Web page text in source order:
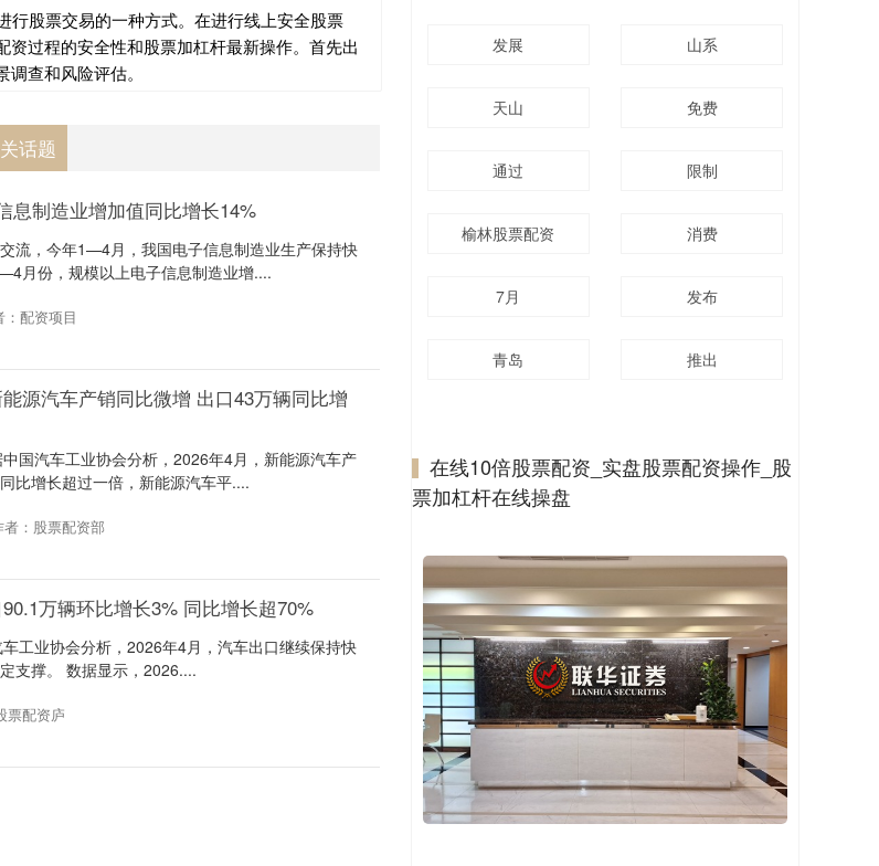
行股票交易的一种方式。在进行线上安全股票
过程的安全性和股票加杠杆最新操作。首先出
查和风险评估。
话题
制造业增加值同比增长14%
流，今年1—4月，我国电子信息制造业生产保持快
月份，规模以上电子信息制造业增....
：配资项目
源汽车产销同比微增 出口43万辆同比增
国汽车工业协会分析，2026年4月，新能源汽车产
比增长超过一倍，新能源汽车平....
者：股票配资部
万辆环比增长3% 同比增长超70%
工业协会分析，2026年4月，汽车出口继续保持快
支撑。 数据显示，2026....
票配资庐
发展 山系
天山 免费
通过 限制
榆林股票配资 消费
7月 发布
青岛 推出
在线10倍股票配资_实盘股票配资操作_股
票加杠杆在线操盘